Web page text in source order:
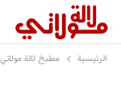
الرئيسية مطبخ لالة مولاتي